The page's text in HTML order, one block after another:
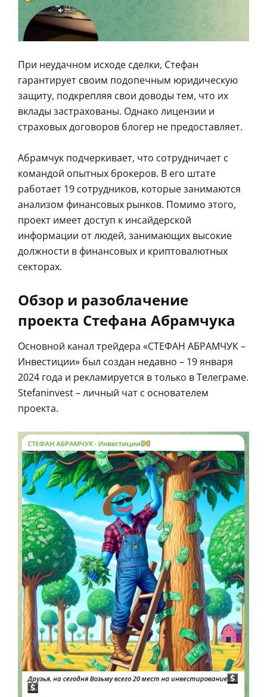
При неудачном исходе сделки, Стефан
гарантирует своим подопечным юридическую
защиту, подкрепляя свои доводы тем, что их
вклады застрахованы. Однако лицензии и
страховых договоров блогер не предоставляет.
Абрамчук подчеркивает, что сотрудничает с
командой опытных брокеров. В его штате
работает 19 сотрудников, которые занимаются
анализом финансовых рынков. Помимо этого,
проект имеет доступ к инсайдерской
информации от людей, занимающих высокие
должности в финансовых и криптовалютных
секторах.
Обзор и разоблачение
проекта Стефана Абрамчука
Основной канал трейдера «СТЕФАН АБРАМЧУК –
Инвестиции» был создан недавно – 19 января
2024 года и рекламируется в только в Телеграме.
Stefaninvest – личный чат с основателем
проекта.